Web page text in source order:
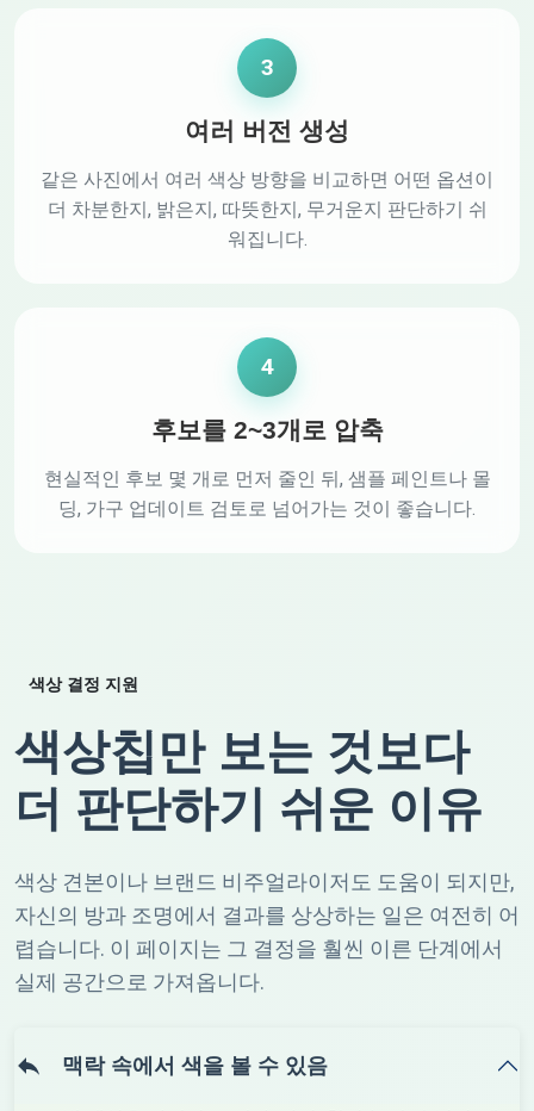
3
여러 버전 생성
같은 사진에서 여러 색상 방향을 비교하면 어떤 옵션이
더 차분한지, 밝은지, 따뜻한지, 무거운지 판단하기 쉬
워집니다.
4
후보를 2~3개로 압축
현실적인 후보 몇 개로 먼저 줄인 뒤, 샘플 페인트나 몰
딩, 가구 업데이트 검토로 넘어가는 것이 좋습니다.
색상 결정 지원
색상칩만 보는 것보다
더 판단하기 쉬운 이유
색상 견본이나 브랜드 비주얼라이저도 도움이 되지만,
자신의 방과 조명에서 결과를 상상하는 일은 여전히 어
렵습니다. 이 페이지는 그 결정을 훨씬 이른 단계에서
실제 공간으로 가져옵니다.
맥락 속에서 색을 볼 수 있음